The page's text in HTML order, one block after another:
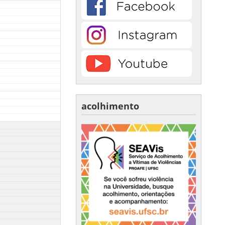
acolhimento